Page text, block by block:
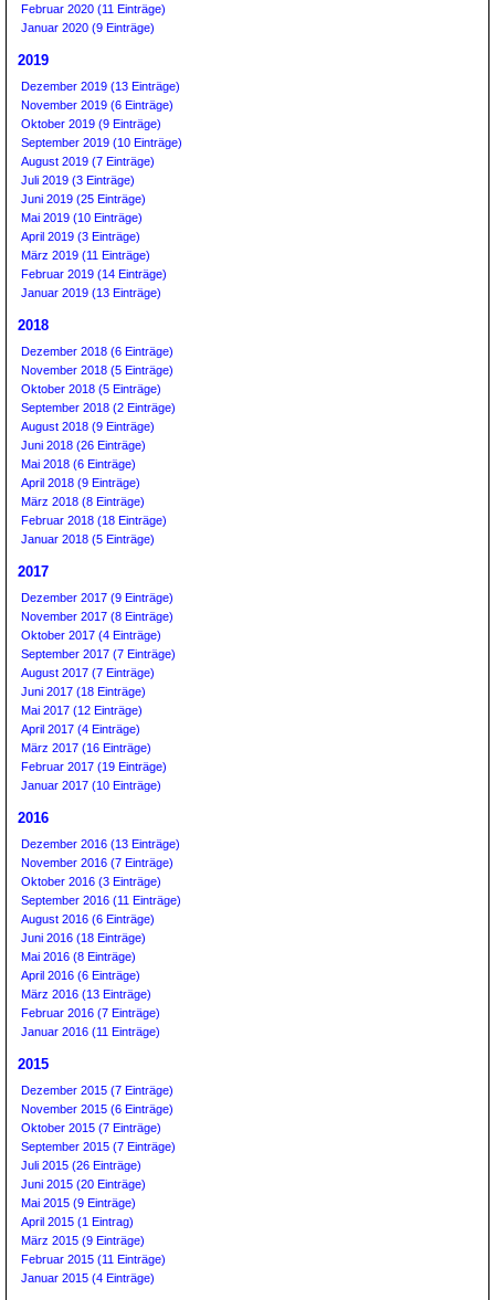
Februar 2020 (11 Einträge)
Januar 2020 (9 Einträge)
2019
Dezember 2019 (13 Einträge)
November 2019 (6 Einträge)
Oktober 2019 (9 Einträge)
September 2019 (10 Einträge)
August 2019 (7 Einträge)
Juli 2019 (3 Einträge)
Juni 2019 (25 Einträge)
Mai 2019 (10 Einträge)
April 2019 (3 Einträge)
März 2019 (11 Einträge)
Februar 2019 (14 Einträge)
Januar 2019 (13 Einträge)
2018
Dezember 2018 (6 Einträge)
November 2018 (5 Einträge)
Oktober 2018 (5 Einträge)
September 2018 (2 Einträge)
August 2018 (9 Einträge)
Juni 2018 (26 Einträge)
Mai 2018 (6 Einträge)
April 2018 (9 Einträge)
März 2018 (8 Einträge)
Februar 2018 (18 Einträge)
Januar 2018 (5 Einträge)
2017
Dezember 2017 (9 Einträge)
November 2017 (8 Einträge)
Oktober 2017 (4 Einträge)
September 2017 (7 Einträge)
August 2017 (7 Einträge)
Juni 2017 (18 Einträge)
Mai 2017 (12 Einträge)
April 2017 (4 Einträge)
März 2017 (16 Einträge)
Februar 2017 (19 Einträge)
Januar 2017 (10 Einträge)
2016
Dezember 2016 (13 Einträge)
November 2016 (7 Einträge)
Oktober 2016 (3 Einträge)
September 2016 (11 Einträge)
August 2016 (6 Einträge)
Juni 2016 (18 Einträge)
Mai 2016 (8 Einträge)
April 2016 (6 Einträge)
März 2016 (13 Einträge)
Februar 2016 (7 Einträge)
Januar 2016 (11 Einträge)
2015
Dezember 2015 (7 Einträge)
November 2015 (6 Einträge)
Oktober 2015 (7 Einträge)
September 2015 (7 Einträge)
Juli 2015 (26 Einträge)
Juni 2015 (20 Einträge)
Mai 2015 (9 Einträge)
April 2015 (1 Eintrag)
März 2015 (9 Einträge)
Februar 2015 (11 Einträge)
Januar 2015 (4 Einträge)